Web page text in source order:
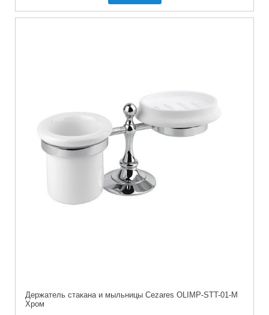
Держатель стакана и мыльницы Cezares OLIMP-STT-01-M
Хром